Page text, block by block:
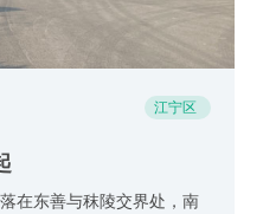
江宁区
在东善与秣陵交界处，南